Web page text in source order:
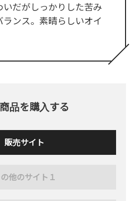
いだがしっかりした苦み
ランス。素晴らしいオイ
品を購入する
販売サイト
他のサイト１